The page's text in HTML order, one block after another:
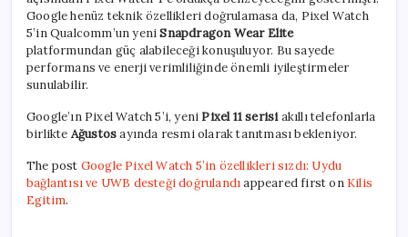
Google henüz teknik özellikleri doğrulamasa da, Pixel Watch
5’in Qualcomm’un yeniSnapdragon Wear Elite
platformundan güç alabileceği konuşuluyor. Bu sayede
performans ve enerji verimliliğinde önemli iyileştirmeler
sunulabilir.
Google’ın Pixel Watch 5’i, yeniPixel 11 serisiakıllı telefonlarla
birlikte Ağustosayında resmi olarak tanıtması bekleniyor.
The post Google Pixel Watch 5’in özellikleri sızdı: Uydu
bağlantısı ve UWB desteği doğrulandıappeared first on Kilis
Egitim.